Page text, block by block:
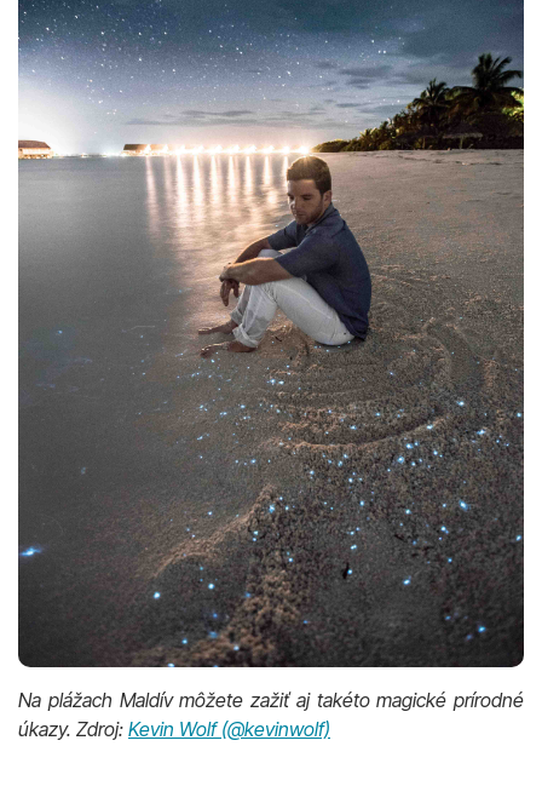
Na plážach Maldív môžete zažiť aj takéto magické prírodné
úkazy. Zdroj: Kevin Wolf (@kevinwolf)